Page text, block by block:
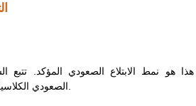
هذا هو نمط الابتلاع الصعودي المؤكد. تتبع